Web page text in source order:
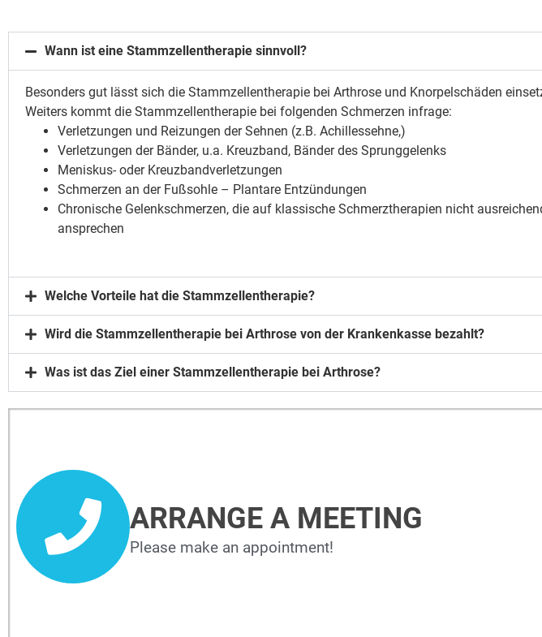
Wann ist eine Stammzellentherapie sinnvoll?
Besonders gut lässt sich die Stammzellentherapie bei Arthrose und Knorpelschäden
Weiters kommt die Stammzellentherapie bei folgenden Schmerzen infrage:
Verletzungen und Reizungen der Sehnen (z.B. Achillessehne,)
Verletzungen der Bänder, u.a. Kreuzband, Bänder des Sprunggelenks
Meniskus- oder Kreuzbandverletzungen
Schmerzen an der Fußsohle – Plantare Entzündungen
Chronische Gelenkschmerzen, die auf klassische Schmerztherapien nicht
ansprechen
Welche Vorteile hat die Stammzellentherapie?
Wird die Stammzellentherapie bei Arthrose von der Krankenkasse bezahlt?
Was ist das Ziel einer Stammzellentherapie bei Arthrose?
ARRANGE A MEETING
Please make an appointment!